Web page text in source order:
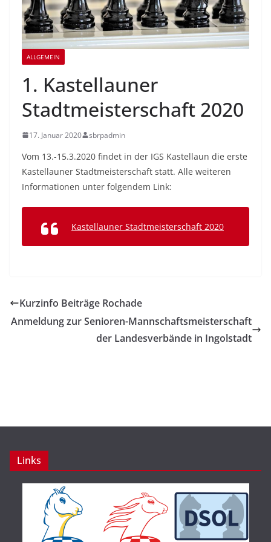
ALLGEMEIN
1. Kastellauner
Stadtmeisterschaft 2020
17. Januar 2020 sbrpadmin
Vom 13.-15.3.2020 findet in der IGS Kastellaun die erste
Kastellauner Stadtmeisterschaft statt. Alle weiteren
Informationen unter folgendem Link:
Kastellauner Stadtmeisterschaft 2020
Kurzinfo Beiträge Rochade
Anmeldung zur Senioren-Mannschaftsmeisterschaft
der Landesverbände in Ingolstadt
Links